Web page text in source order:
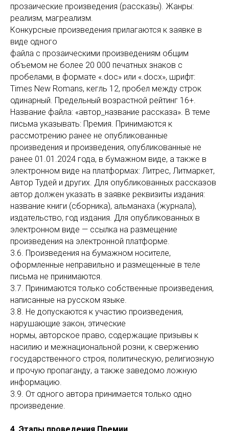
прозаические произведения (рассказы). Жанры:
реализм, магреализм.
Конкурсные произведения прилагаются к заявке в
виде одного
файла с прозаическими произведениям общим
объемом не более 20 000 печатных знаков с
пробелами, в формате «.doc» или «.docx», шрифт:
Times New Romans, кегль 12, пробел между строк
одинарный. Предельный возрастной рейтинг 16+.
Название файла: «автор_название рассказа». В теме
письма указывать: Премия. Принимаются к
рассмотрению ранее не опубликованные
произведения и произведения, опубликованные не
ранее 01.01.2024 года, в бумажном виде, а также в
электронном виде на платформах: Литрес, Литмаркет,
Автор Тудей и других. Для опубликованных рассказов
автор должен указать в заявке реквизиты издания:
название книги (сборника), альманаха (журнала),
издательство, год издания. Для опубликованных в
электронном виде — ссылка на размещение
произведения на электронной платформе.
3.6. Произведения на бумажном носителе,
оформленные неправильно и размещенные в теле
письма не принимаются.
3.7. Принимаются только собственные произведения,
написанные на русском языке.
3.8. Не допускаются к участию произведения,
нарушающие закон, этические
нормы, авторское право, содержащие призывы к
насилию и межнациональной розни, к свержению
государственного строя, политическую, религиозную
и прочую пропаганду, а также заведомо ложную
информацию.
3.9. От одного автора принимается только одно
произведение.